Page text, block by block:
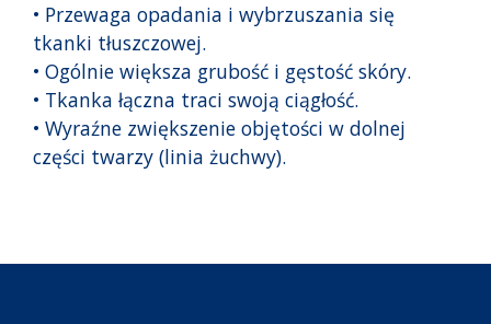
• Przewaga opadania i wybrzuszania się
tkanki tłuszczowej.
• Ogólnie większa grubość i gęstość skóry.
• Tkanka łączna traci swoją ciągłość.
• Wyraźne zwiększenie objętości w dolnej
części twarzy (linia żuchwy).